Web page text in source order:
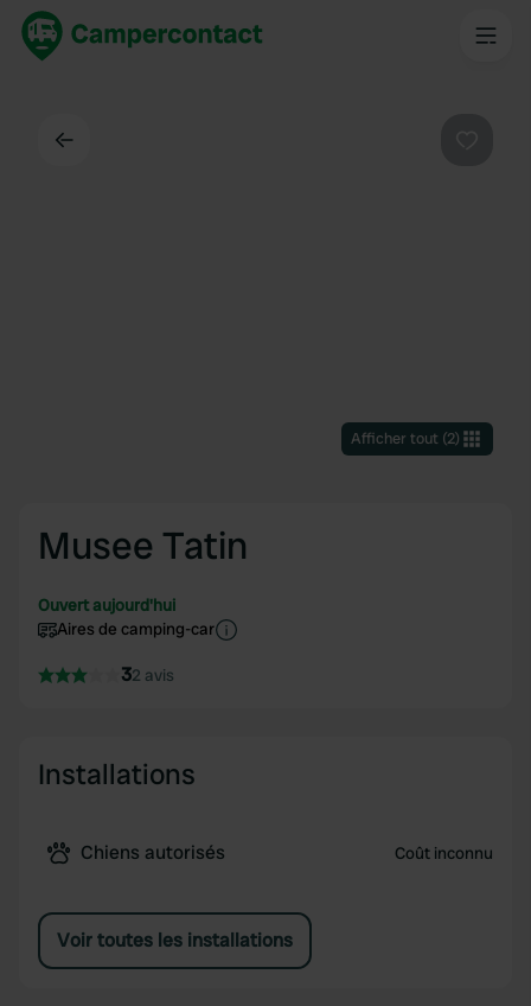
Afficher tout(2)
Musee Tatin
Ouvert aujourd'hui
Aires de camping-car
32 avis
Installations
Chiens autorisés Coût inconnu
Voir toutes les installations